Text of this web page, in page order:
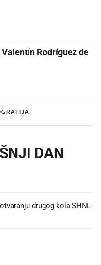
Valentín Rodríguez de
DAN
drugog kola SHNL-